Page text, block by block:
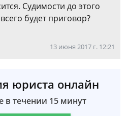
Судимости до этого
будет приговор?
13 июня 2017 г. 12:21
юриста онлайн
в течении 15 минут